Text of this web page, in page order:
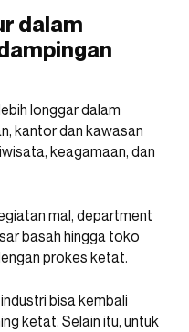
dalam
longgar dalam
kantor dan kawasan
keagamaan, dan
mal, department
basah hingga toko
prokes ketat.
bisa kembali
ketat. Selain itu, untuk